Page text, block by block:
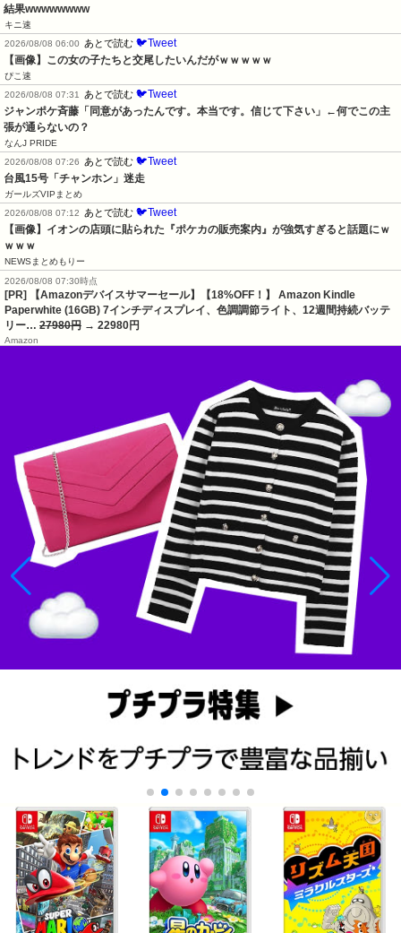
結果wwwwwwww
キニ速
2026/08/08 06:00
あとで読む 🐦Tweet
【画像】この女の子たちと交尾したいんだがｗｗｗｗｗ
ぴこ速
2026/08/08 07:31
あとで読む 🐦Tweet
ジャンポケ斉藤「同意があったんです。本当です。信じて下さい」←何でこの主
張が通らないの？
なんJ PRIDE
2026/08/08 07:26
あとで読む 🐦Tweet
台風15号「チャンホン」迷走
ガールズVIPまとめ
2026/08/08 07:12
あとで読む 🐦Tweet
【画像】イオンの店頭に貼られた『ポケカの販売案内』が強気すぎると話題にｗ
ｗｗｗ
NEWSまとめもりー
2026/08/08 07:30時点
[PR] 【Amazonデバイスサマーセール】【18%OFF！】 Amazon Kindle
Paperwhite (16GB) 7インチディスプレイ、色調調節ライト、12週間持続バッテ
リー… 27980円 → 22980円
Amazon